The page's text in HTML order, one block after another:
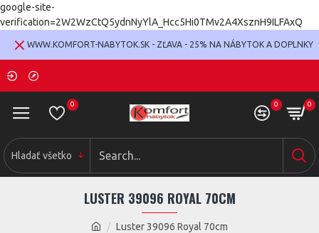
google-site-
verification=2W2WzCtQ5ydnNyYlA_Hcc5Hi0TMv2A4XsznH9ILFAxQ
WWW.KOMFORT-NABYTOK.SK - ZĽAVA - 25% NA NÁBYTOK A DOPLNKY
0 0 0
Hladať všetko
Luster 39096 Royal 70cm
LUSTER 39096 ROYAL 70CM